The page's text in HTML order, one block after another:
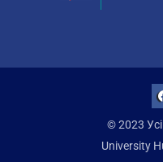
© 2023
University